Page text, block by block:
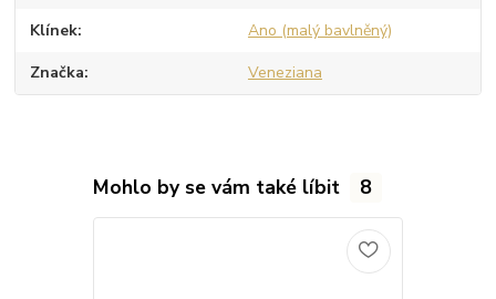
Klínek Ano (malý bavlněný)
Značka Veneziana
Mohlo by se vám také líbit 8